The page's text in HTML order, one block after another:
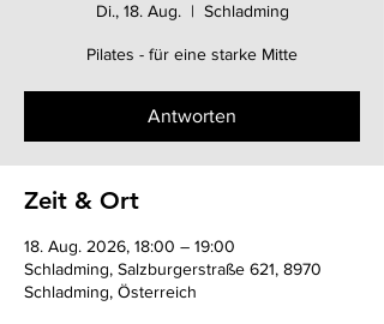
Di., 18. Aug.
  |
Schladming
Pilates - für eine starke Mitte
Antworten
Zeit & Ort
18. Aug. 2026, 18:00 – 19:00
Schladming, Salzburgerstraße 621, 8970
Schladming, Österreich